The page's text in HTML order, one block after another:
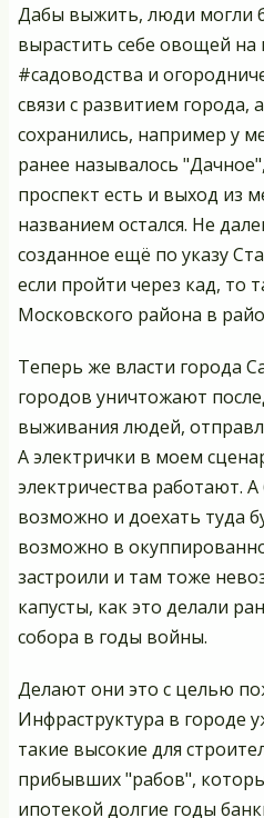
Дабы выжить, люди могли
вырастить себе овощей
#садоводства и
связи с развитием города,
сохранились, например у
ранее называлось
проспект есть и выход из
названием остался. Не
созданное ещё по указу
если пройти через кад, то
Московского района в
Теперь же власти города
городов уничтожают
выживания людей,
А электрички в моем
электричества работают. А
возможно и доехать туда
возможно в
застроили и там тоже
капусты, как это делали
собора в годы войны.
Делают они это с целью
Инфраструктура в городе
такие высокие для
прибывших "рабов",
ипотекой долгие годы